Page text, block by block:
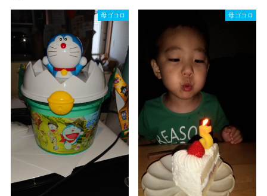
母ゴコロ 母ゴコロ